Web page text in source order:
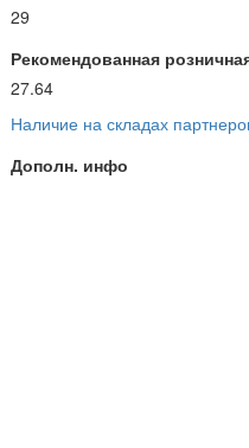
29
Рекомендованная
27.64
Наличие на складах
Дополн. инфо